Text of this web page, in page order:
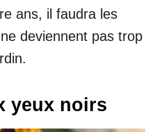
ans, il faudra les
deviennent pas trop
yeux noirs